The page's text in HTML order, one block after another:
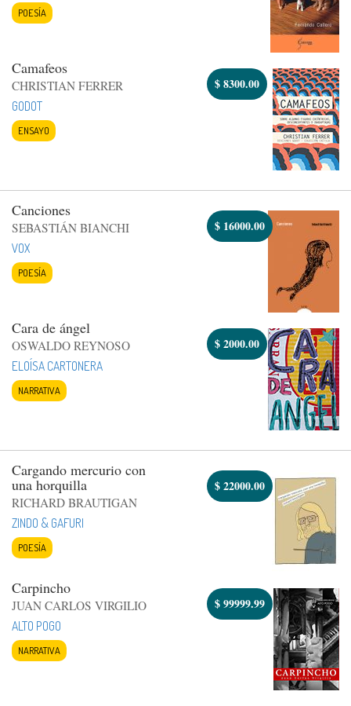
POESÍA
Camafeos
CHRISTIAN FERRER
GODOT
ENSAYO
$8300.00
Canciones
SEBASTIÁN BIANCHI
VOX
POESÍA
$ 16000.00
Cara de ángel
OSWALDO REYNOSO
ELOÍSA CARTONERA
NARRATIVA
$2000.00
Cargando mercurio con
una horquilla
RICHARD BRAUTIGAN
ZINDO & GAFURI
POESÍA
$22000.00
Carpincho
JUAN CARLOS VIRGILIO
ALTO POGO
NARRATIVA
$99999.99